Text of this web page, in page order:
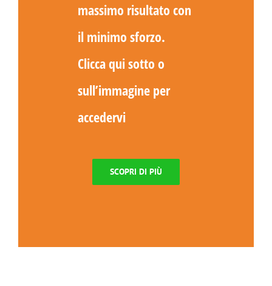
massimo risultato con
il minimo sforzo.
Clicca qui sotto o
sull’immagine per
accedervi
SCOPRI DI PIÙ